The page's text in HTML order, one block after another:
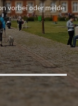
vorbei oder melde